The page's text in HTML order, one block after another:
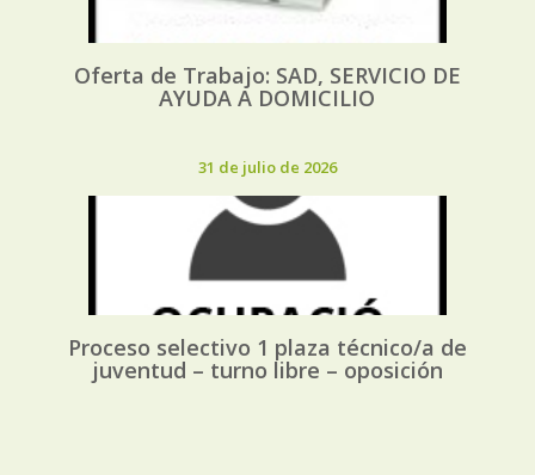
Oferta de Trabajo: SAD, SERVICIO DE
AYUDA A DOMICILIO
31 de julio de 2026
Proceso selectivo 1 plaza técnico/a de
juventud – turno libre – oposición